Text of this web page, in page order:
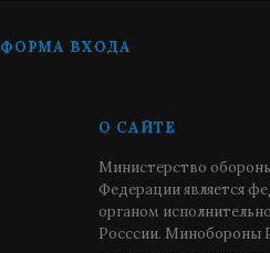
ФОРМА ВХОДА
О САЙТЕ
Министерство
Федерации является
органом
Росссии. Минобороны